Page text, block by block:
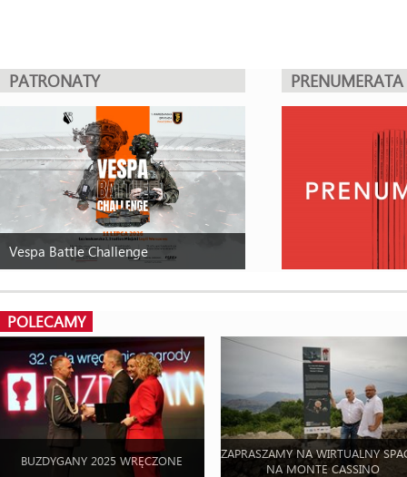
PATRONATY
Vespa Battle Challenge
PRENUMERATA
POLECAMY
BUZDYGANY 2025 WRĘCZONE
ZAPRASZAMY NA WIRTUALNY
NA MONTE CASSINO